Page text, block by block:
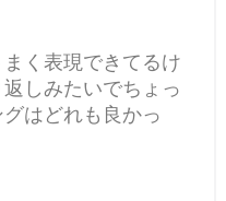
く表現できてるけ
しみたいでちょっ
はどれも良かっ